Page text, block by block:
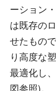
ーション
は既存の
せたもの
り高度な
最適化し
図参照)。